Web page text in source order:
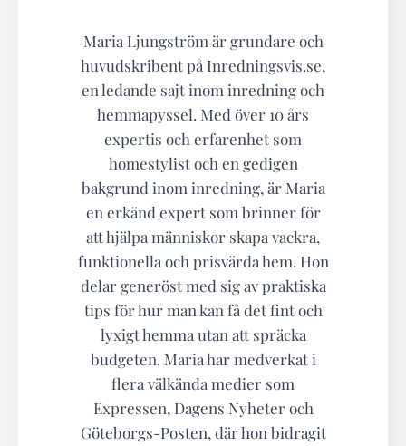
Maria Ljungström är grundare och
huvudskribent på Inredningsvis.se,
en ledande sajt inom inredning och
hemmapyssel. Med över 10 års
expertis och erfarenhet som
homestylist och en gedigen
bakgrund inom inredning, är Maria
en erkänd expert som brinner för
att hjälpa människor skapa vackra,
funktionella och prisvärda hem. Hon
delar generöst med sig av praktiska
tips för hur man kan få det fint och
lyxigt hemma utan att spräcka
budgeten. Maria har medverkat i
flera välkända medier som
Expressen, Dagens Nyheter och
Göteborgs-Posten, där hon bidragit